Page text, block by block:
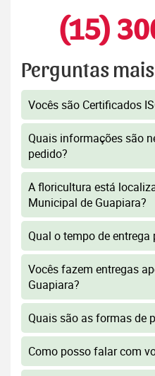
(15)
Perguntas
Vocês são Certificados
Quais informações são
pedido?
A floricultura está
Municipal de Guapiara?
Qual o tempo de
Vocês fazem entregas
Guapiara?
Quais são as formas de
Como posso falar com